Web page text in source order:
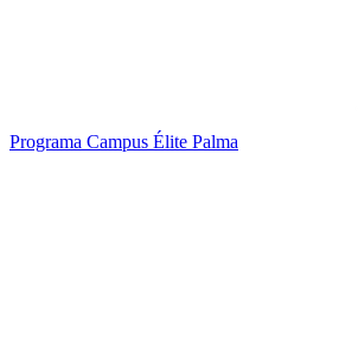
Programa Campus Élite Palma